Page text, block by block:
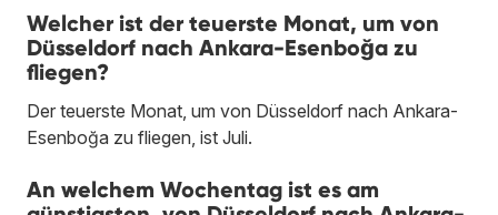
Welcher ist der teuerste Monat, um von
Düsseldorf nach Ankara-Esenboğa zu
fliegen?
Der teuerste Monat, um von Düsseldorf nach Ankara-
Esenboğa zu fliegen, ist Juli.
An welchem Wochentag ist es am